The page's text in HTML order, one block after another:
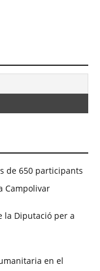
de 650 participants
Campolivar
la Diputació per a
en el